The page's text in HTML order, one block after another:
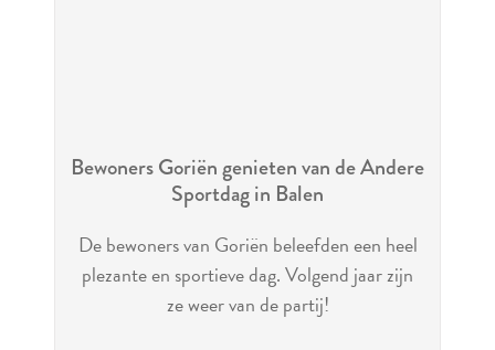
Bewoners Goriën genieten van de Andere
Sportdag in Balen
De bewoners van Goriën beleefden een heel
plezante en sportieve dag. Volgend jaar zijn
ze weer van de partij!